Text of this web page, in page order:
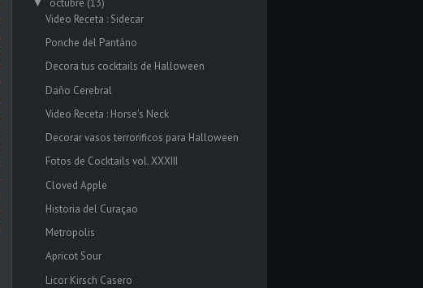
▼
Video Receta : Sidecar
Ponche del Pantáno
Decora tus cocktails de Halloween
Daño Cerebral
Video Receta : Horse's Neck
Decorar vasos terrorificos para Halloween
Fotos de Cocktails vol. XXXIII
Cloved Apple
Historia del Curaçao
Metropolis
Apricot Sour
Licor Kirsch Casero